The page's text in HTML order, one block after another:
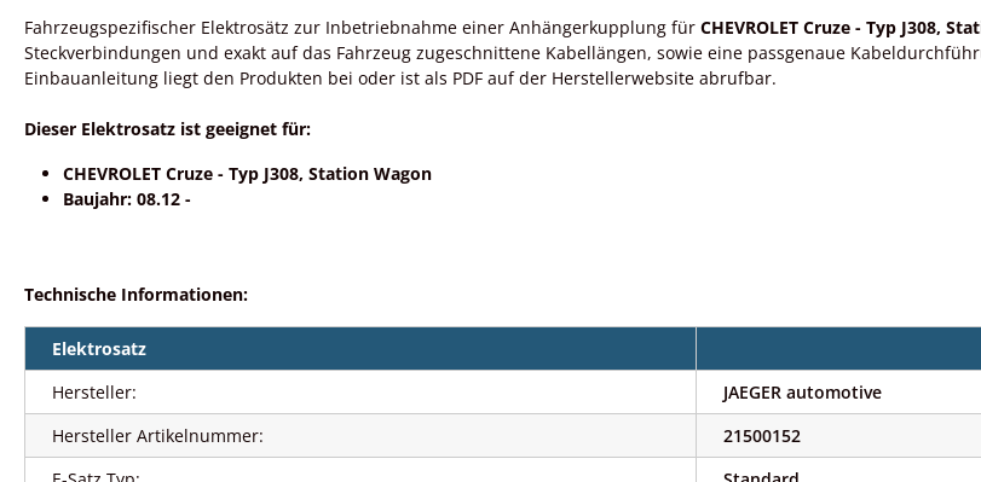
Fahrzeugspezifischer Elektrosätz zur Inbetriebnahme einer Anhängerkupplung für CHEVROLET Cruze - Typ J308,
Steckverbindungen und exakt auf das Fahrzeug zugeschnittene Kabellängen, sowie eine passgenaue
Einbauanleitung liegt den Produkten bei oder ist als PDF auf der Herstellerwebsite abrufbar.
Dieser Elektrosatz ist geeignet für:
CHEVROLET Cruze - Typ J308, Station Wagon
Baujahr: 08.12 -
Technische Informationen:
Elektrosatz
Hersteller:
JAEGER automotive
Hersteller Artikelnummer:
21500152